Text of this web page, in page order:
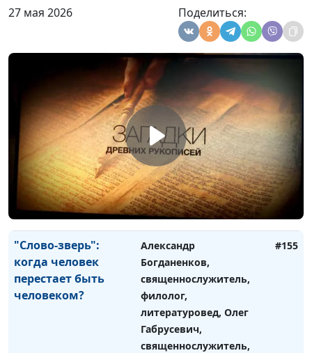
27 мая 2026 Поделиться:
Трагедия Иеффая.
Александр Богданенков,
священнослужитель,
филолог, литературовед,
Олег Габрусевич,
священнослужитель,
историк, богослов
#157
Тени в Писании: как
переводчики
создают
привидений?
Александр Богданенков,
священнослужитель,
филолог, литературовед,
Олег Габрусевич,
священнослужитель,
историк, богослов
#156
"Слово-зверь":
когда человек
перестает быть
человеком?
Александр
Богданенков,
священнослужитель,
филолог,
литературовед, Олег
Габрусевич,
священнослужитель,
#155